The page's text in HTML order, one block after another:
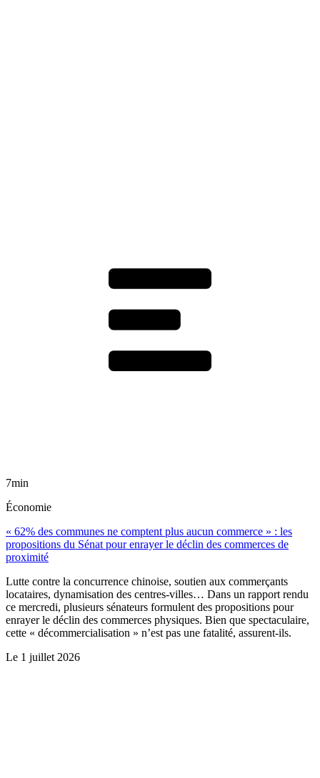
7min
Économie
« 62% des communes ne comptent plus aucun commerce » : les
propositions du Sénat pour enrayer le déclin des commerces de
proximité
Lutte contre la concurrence chinoise, soutien aux commerçants
locataires, dynamisation des centres-villes… Dans un rapport rendu
ce mercredi, plusieurs sénateurs formulent des propositions pour
enrayer le déclin des commerces physiques. Bien que spectaculaire,
cette « décommercialisation » n’est pas une fatalité, assurent-ils.
Le 1 juillet 2026